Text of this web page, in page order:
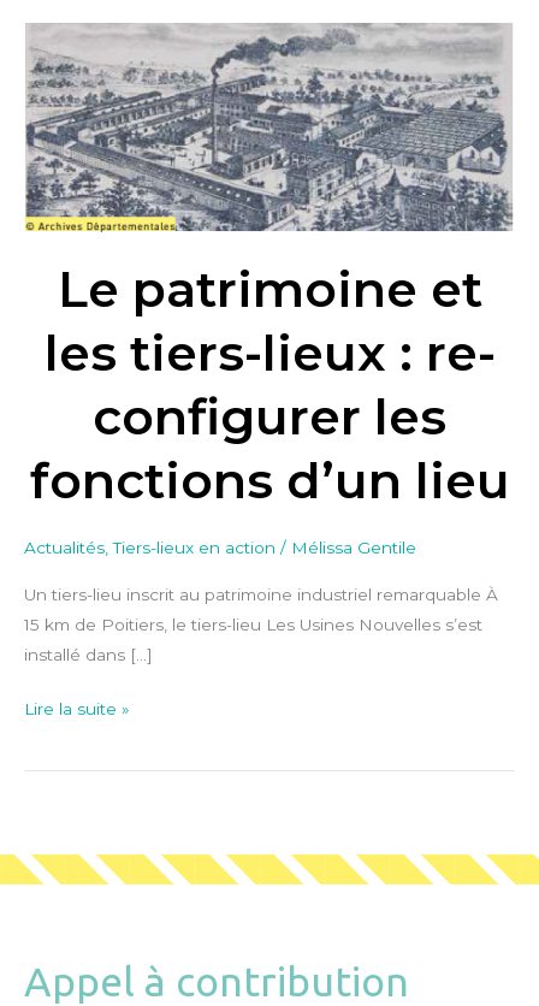
Le patrimoine et
les tiers-lieux : re-
configurer les
fonctions d’un lieu
Actualités ,Tiers-lieux en action / Mélissa Gentile
Un tiers-lieu inscrit au patrimoine industriel remarquable À
15 km de Poitiers, le tiers-lieu Les Usines Nouvelles s’est
installé dans […]
Le
patrimoine
et
les
tiers-
lieux
:
configurer
fonctions
d’un
Lire la suite »
Appel à contribution